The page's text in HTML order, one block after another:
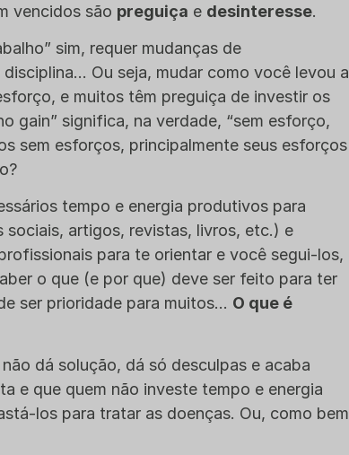
vencidos são preguiça e desinteresse.
sim, requer mudanças de
Ou seja, mudar como você levou a
e muitos têm preguiça de investir os
gain” significa, na verdade, “sem esforço,
sem esforços, principalmente seus esforços
tempo e energia produtivos para
artigos, revistas, livros, etc.) e
para te orientar e você segui-los,
o que (e por que) deve ser feito para ter
ser prioridade para muitos… O que é
dá solução, dá só desculpas e acaba
e que quem não investe tempo e energia
los para tratar as doenças. Ou, como bem